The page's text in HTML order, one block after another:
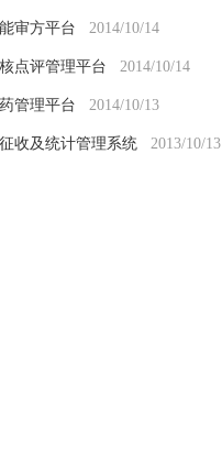
审方平台 2014/10/14
点评管理平台 2014/10/14
管理平台 2014/10/13
收及统计管理系统 2013/10/13